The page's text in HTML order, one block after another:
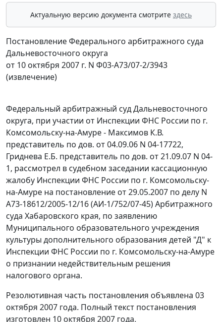
Актуальную версию документа смотрите здесь
Постановление Федерального арбитражного суда
Дальневосточного округа
от 10 октября 2007 г. N Ф03-А73/07-2/3943
(извлечение)
Федеральный арбитражный суд Дальневосточного
округа, при участии от Инспекции ФНС России по г.
Комсомольску-на-Амуре - Максимов К.В.
представитель по дов. от 04.09.06 N 04-17722,
Гриднева Е.Б. представитель по дов. от 21.09.07 N 04-
1, рассмотрел в судебном заседании кассационную
жалобу Инспекции ФНС России по г. Комсомольску-
на-Амуре на постановление от 29.05.2007 по делу N
А73-18612/2005-12/16 (АИ-1/752/07-45) Арбитражного
суда Хабаровского края, по заявлению
Муниципального образовательного учреждения
культуры дополнительного образования детей "Д" к
Инспекции ФНС России по г. Комсомольску-на-Амуре
о признании недействительным решения
налогового органа.
Резолютивная часть постановления объявлена 03
октября 2007 года. Полный текст постановления
изготовлен 10 октября 2007 года.